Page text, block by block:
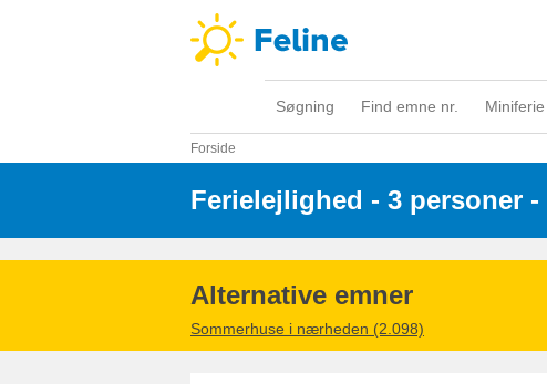
Søgning Find emne nr. Miniferie
Forside
Ferielejlighed - 3 personer -
Alternative emner
Sommerhuse i nærheden (2.098)